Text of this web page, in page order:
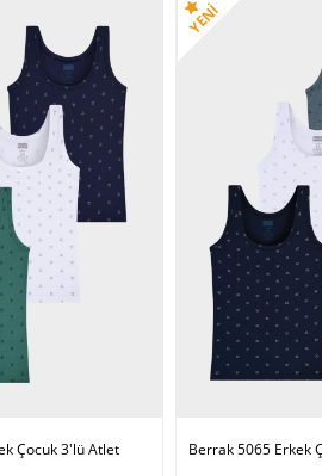
Çocuk 3'lü Atlet Berrak 5065 Erkek